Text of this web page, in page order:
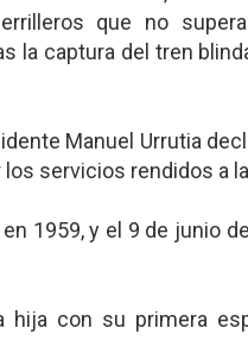
que no
la captura del tren
Manuel Urrutia
servicios rendidos a
1959, y el 9 de junio
hija con su primera